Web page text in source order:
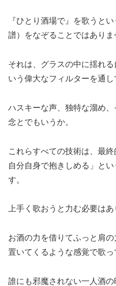
『ひとり酒場で』を歌うと
譜）をなぞることではありま
それは、グラスの中に揺れ
いう偉大なフィルターを通し
ハスキーな声、独特な溜め
念とでもいうか。
これらすべての技術は、最
自分自身で抱きしめる」と
す。
上手く歌おうと力む必要はあ
お酒の力を借りてふっと肩
置いてくるような感覚で歌っ
誰にも邪魔されない一人酒